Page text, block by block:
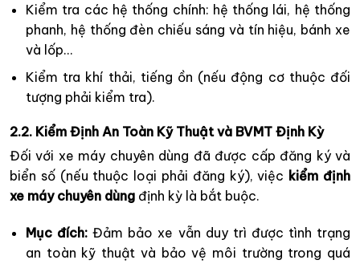
Kiểm tra các hệ thống chính: hệ thống lái, hệ thống
phanh, hệ thống đèn chiếu sáng và tín hiệu, bánh xe
và lốp…
Kiểm tra khí thải, tiếng ồn (nếu động cơ thuộc đối
tượng phải kiểm tra).
2.2. Kiểm Định An Toàn Kỹ Thuật và BVMT Định Kỳ
Đối với xe máy chuyên dùng đã được cấp đăng ký và
biển số (nếu thuộc loại phải đăng ký), việc kiểm định
xe máy chuyên dùng định kỳ là bắt buộc.
Mục đích: Đảm bảo xe vẫn duy trì được tình trạng
an toàn kỹ thuật và bảo vệ môi trường trong quá